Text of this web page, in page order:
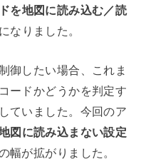
を地図に読み込む／読
なりました。
御したい場合、これま
ードかどうかを判定す
ていました。今回のア
図に読み込まない設定
が拡がりました。